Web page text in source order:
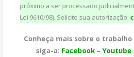
próximo a ser processado
Lei 9610/98). Solicite sua autorização:
Conheça mais sobre o trabalho
siga-a: Facebook– Youtube